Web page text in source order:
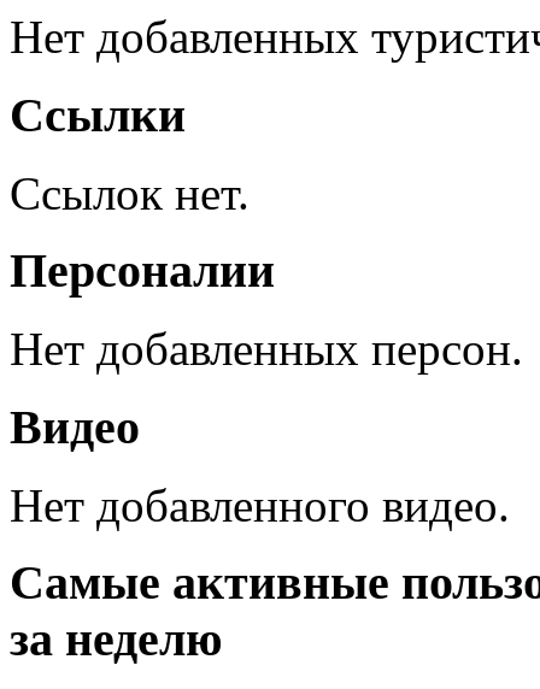
Нет добавленных
Ссылки
Ссылок нет.
Персоналии
Нет добавленных персон.
Видео
Нет добавленного видео.
Самые активные
за неделю